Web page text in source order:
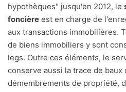
hypothèques" jusqu'en 2012, le
foncière est en charge de
aux transactions immobilières.
de biens immobiliers y sont
legs. Outre ces éléments, le
conserve aussi la trace de
démembrements de propriété,